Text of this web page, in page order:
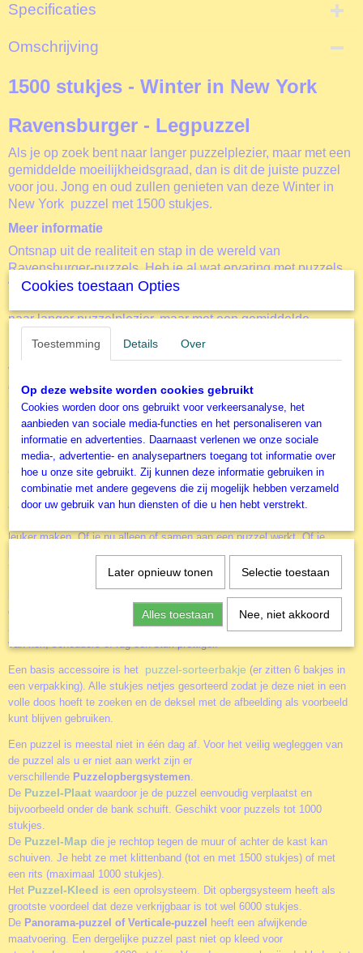
Specificaties
Productcode
R171088
4005556171088
Ravensburger
Formaat gelegde puzzel
80x60 cm
Omschrijving
1500 stukjes - Winter in New York
Ravensburger - Legpuzzel
Als je op zoek bent naar langer puzzelplezier, maar met een
gemiddelde moeilijkheidsgraad, dan is dit de juiste puzzel
voor jou. Jong en oud zullen genieten van deze Winter in
New York puzzel met 1500 stukjes.
Meer informatie
Ontsnap uit de realiteit en stap in de wereld van
Ravensburger-puzzels. Heb je al wat ervaring met puzzels
van 1000 stukjes? Dan wordt het tijd voor een nieuwe
naar langer puzzelplezier, maar met een gemiddelde
Dankzij de met de hand gemaakte stansmessen is de
vormvariatie van de stukjes oneindig. Jong en oud zullen
genieten van dezeWinter in New York puzzel met 1500
stukjes.
Ravensburger is dan ook marktleider in veelzijdigheid en
kwaliteit en heeft voor alle puzzelfans de juiste uitdagingen
en afbeeldingen.
Accessoires
leuker maken. Of je nu alleen of samen aan een puzzel werkt. Of je
puzzels vaker wil maken of juist aan de muur wil hangen. Winter in New
York
. Dit geweldige hulpmiddel voor het zeer
comfortabel in elkaar leggen van een legpuzzel. Door een rechtere
zithoudng wordt het puzelen ook voor degene die wat sneller last krijgen
van nek, schouders of rug een stuk prettiger.
Een basis accessoire is het puzzel-sorteerbakje (er zitten 6 bakjes in
een verpakking). Alle stukjes netjes gesorteerd zodat je deze niet in een
volle doos hoeft te zoeken en de deksel met de afbeelding als voorbeeld
kunt blijven gebruiken.
Een puzzel is meestal niet in één dag af. Voor het veilig wegleggen van
de puzzel als u er niet aan werkt zijn er
verschillende Puzzelopbergsystemen.
De Puzzel-Plaat waardoor je de puzzel eenvoudig verplaatst en
bijvoorbeeld onder de bank schuift. Geschikt voor puzzels tot 1000
stukjes.
De Puzzel-Map die je rechtop tegen de muur of achter de kast kan
schuiven. Je hebt ze met klittenband (tot en met 1500 stukjes) of met
een rits (maximaal 1000 stukjes).
Het Puzzel-Kleed is een oprolsysteem. Dit opbergsysteem heeft als
grootste voordeel dat deze verkrijgbaar is tot wel 6000 stukjes.
De Panorama-puzzel of Verticale-puzzel
heeft een afwijkende
maatvoering. Een dergelijke puzzel past niet op kleed voor
Cookies toestaan Opties
Toestemming Details Over
Op deze website worden cookies gebruikt
Cookies worden door ons gebruikt voor verkeersanalyse, het
aanbieden van sociale media-functies en het personaliseren van
informatie en advertenties. Daarnaast verlenen we onze sociale
media-, advertentie- en analysepartners toegang tot informatie over
hoe u onze site gebruikt. Zij kunnen deze informatie gebruiken in
combinatie met andere gegevens die zij mogelijk hebben verzameld
door uw gebruik van hun diensten of die u hen hebt verstrekt.
Later opnieuw tonen Selectie toestaan
Alles toestaan Nee, niet akkoord